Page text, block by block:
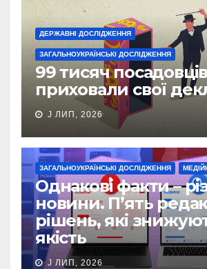
ДЕРЖАВНІ ДОСЛІДЖЕННЯ
ЗАГАЛЬНОУКРАЇНСЬКІ ДОСЛІДЖЕННЯ
99 тисяч посадовців
приховали свої
J ЛИП, 2026
ЗАГАЛЬНОУКРАЇНСЬКІ ДОСЛІДЖЕННЯ
Однакові факти –
новини. П’ять
рішень, які
якість
J ЛИП, 2026